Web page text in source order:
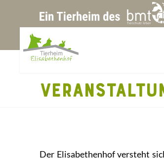
Der Elisabethenhof versteht